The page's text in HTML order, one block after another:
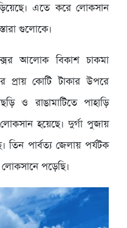
এতে করে লোকসান
গুলোকে।
আলোক বিকাশ চাকমা
কোটি টাকার উপরে
ও রাঙামাটিতে পাহাড়ি
হয়েছে। দুর্গা পুজায়
তিন পার্বত্য জেলায় পর্যটক
পড়েছি।